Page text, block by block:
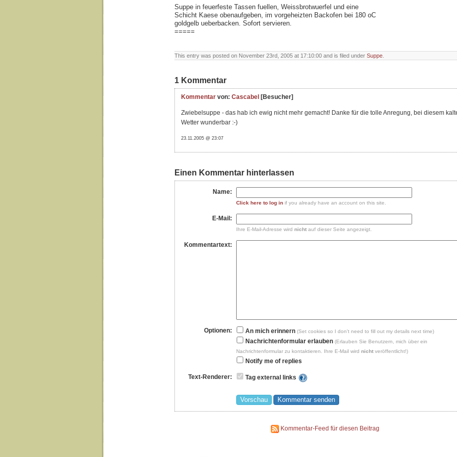
Suppe in feuerfeste Tassen fuellen, Weissbrotwuerfel und eine
Schicht Kaese obenaufgeben, im vorgeheizten Backofen bei 180 oC
goldgelb ueberbacken. Sofort servieren.
=====
This entry was posted on November 23rd, 2005 at 17:10:00 and is filed under Suppe
1 Kommentar
Kommentar von: Cascabel [Besucher]
Zwiebelsuppe - das hab ich ewig nicht mehr gemacht! Danke für die tolle Anregung, bei diesem
Wetter wunderbar :-)
23.11.2005 @ 23:07
Einen Kommentar hinterlassen
Name:
Click here to log in if you already have an account on this site.
E-Mail:
Ihre E-Mail-Adresse wird nicht auf dieser Seite angezeigt.
Kommentartext:
Optionen: An mich erinnern (Set cookies so I don't need to fill out my details next time)
Nachrichtenformular erlauben (Erlauben Sie Benutzern, mich über ein
Nachrichtenformular zu kontaktieren. Ihre E-Mail wird nicht veröffentlicht!)
Notify me of replies
Text-Renderer: Tag external links
Kommentar-Feed für diesen Beitrag